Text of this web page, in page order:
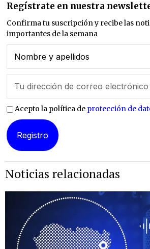
Regístrate en nuestra
Confirma tu suscripción y recibe las
importantes de la semana
Acepto la política de protección de
Noticias relacionadas